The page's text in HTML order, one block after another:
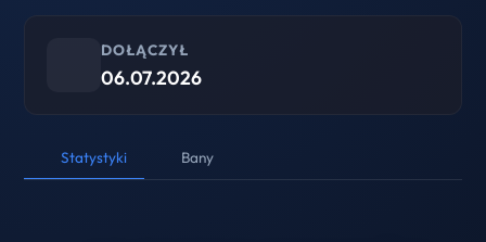
DOŁĄCZYŁ
06.07.2026
Statystyki Bany